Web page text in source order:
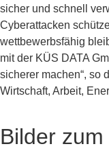
sicher und schnell
Cyberattacken
wettbewerbsfähig
mit der KÜS DATA
sicherer machen“, so
Wirtschaft, Arbeit,
Bilder